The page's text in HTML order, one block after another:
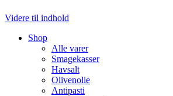
Videre til indhold
Shop
Alle varer
Smagekasser
Havsalt
Olivenolie
Antipasti